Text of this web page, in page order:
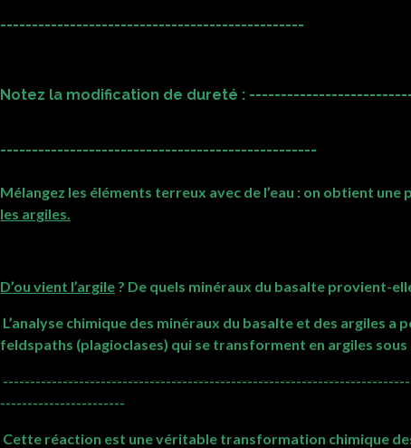
------------------------------------------------
Notez la modification de dureté :
--------------------------------------------------
Mélangez les éléments terreux avec de l’eau : on obtient
les argiles.
D’ou vient l’argile ? De quels minéraux du basalte provient-
L’analyse chimique des minéraux du basalte et des argiles a
feldspaths (plagioclases) qui se transforment en argiles sous
-----------------------
Cette réaction est une véritable transformation chimique